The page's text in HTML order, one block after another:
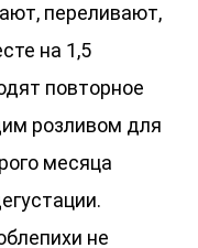
переливают,
на 1,5
повторное
розливом для
месяца
не